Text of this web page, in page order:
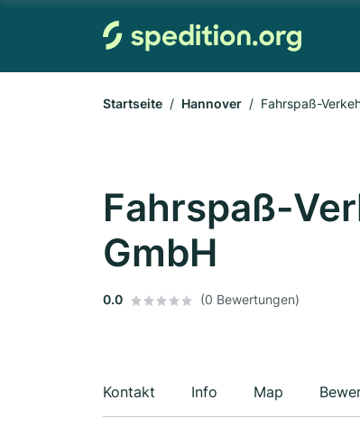
Startseite Hannover Fahrspaß-
Fahrspaß-
GmbH
0.0 (0 Bewertungen)
Kontakt Info Map